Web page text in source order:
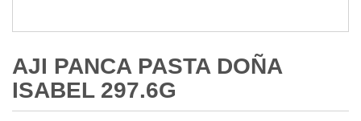
AJI PANCA PASTA DOÑA
ISABEL 297.6G